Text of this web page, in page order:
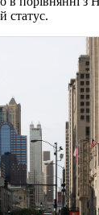
статус.